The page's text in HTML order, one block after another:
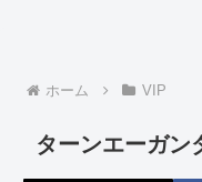
ホーム VIP
ターンエーガン